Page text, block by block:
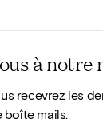
à notre
recevrez les
boîte mails.